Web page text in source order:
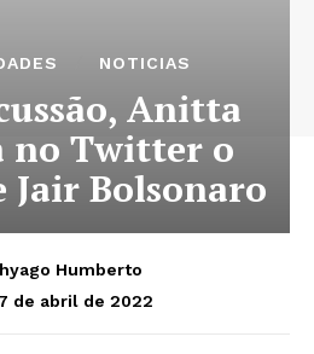
NOTICIAS
Anitta
no Twitter o
Jair Bolsonaro
Humberto
de abril de 2022